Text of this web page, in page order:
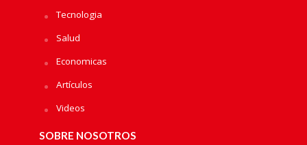
Tecnologia
Salud
Economicas
Artículos
Videos
SOBRE NOSOTROS